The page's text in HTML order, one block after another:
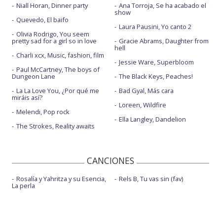
Niall Horan, Dinner party
Quevedo, El baifo
Olivia Rodrigo, You seem
pretty sad for a girl so in love
Charli xcx, Music, fashion, film
Paul McCartney, The boys of
Dungeon Lane
La La Love You, ¿Por qué me
miráis así?
Melendi, Pop rock
The Strokes, Reality awaits
Ana Torroja, Se ha acabado el
show
Laura Pausini, Yo canto 2
Gracie Abrams, Daughter from
hell
Jessie Ware, Superbloom
The Black Keys, Peaches!
Bad Gyal, Más cara
Loreen, Wildfire
Ella Langley, Dandelion
CANCIONES
Rosalía y Yahritza y su Esencia,
La perla
Rels B, Tu vas sin (fav)